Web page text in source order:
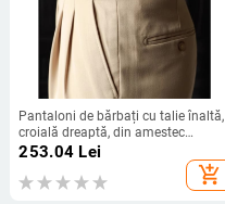
Pantaloni de bărbați cu talie înaltă,
croială dreaptă, din amestec
elastan poliester, închidere cu
253.04 Lei
add_shopping_cart